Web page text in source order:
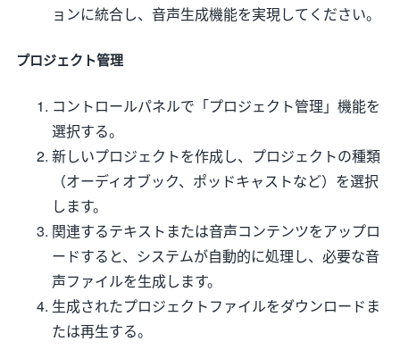
ョンに統合し、音声生成機能を実現してください。
プロジェクト管理
コントロールパネルで「プロジェクト管理」機能を
選択する。
新しいプロジェクトを作成し、プロジェクトの種類
（オーディオブック、ポッドキャストなど）を選択
します。
関連するテキストまたは音声コンテンツをアップロ
ードすると、システムが自動的に処理し、必要な音
声ファイルを生成します。
生成されたプロジェクトファイルをダウンロードま
たは再生する。